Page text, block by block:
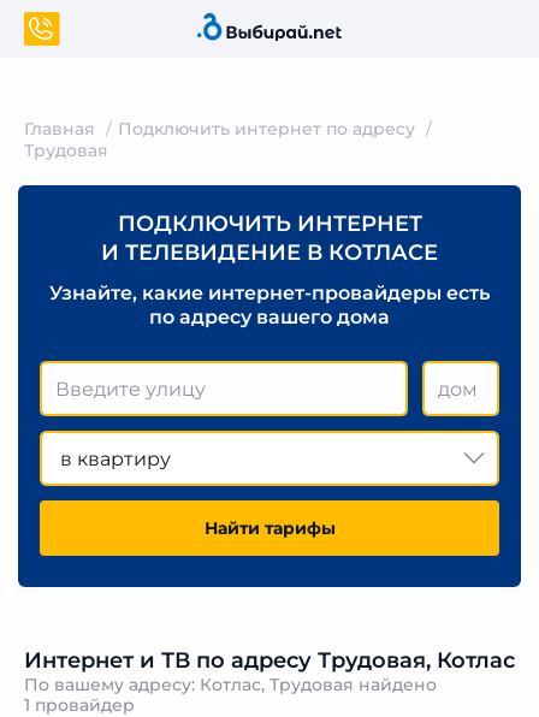
Главная
Подключить интернет по адресу
Трудовая
ПОДКЛЮЧИТЬ ИНТЕРНЕТ
И ТЕЛЕВИДЕНИЕ В КОТЛАСЕ
Узнайте, какие интернет-провайдеры есть
по адресу вашего дома
в квартиру
Найти тарифы
Интернет и ТВ по адресу Трудовая, Котлас
По вашему адресу: Котлас, Трудовая найдено
1 провайдер